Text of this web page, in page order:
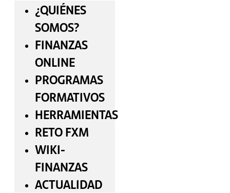
¿QUIÉNES
SOMOS?
FINANZAS
ONLINE
PROGRAMAS
FORMATIVOS
HERRAMIENTAS
RETO FXM
WIKI-
FINANZAS
ACTUALIDAD